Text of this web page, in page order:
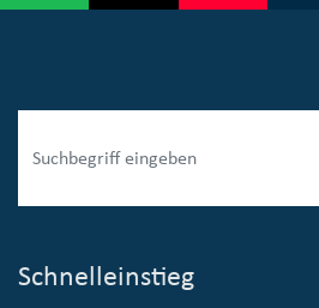
Schnelleinstieg